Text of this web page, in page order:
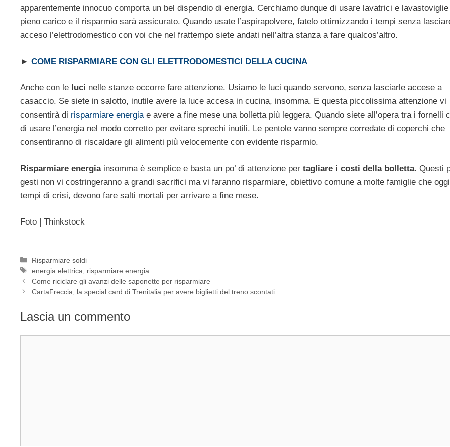
apparentemente innocuo comporta un bel dispendio di energia. Cerchiamo dunque di usare lavatrici e
pieno carico e il risparmio sarà assicurato. Quando usate l’aspirapolvere, fatelo ottimizzando i tempi senza
acceso l’elettrodomestico con voi che nel frattempo siete andati nell’altra stanza a fare qualcos’altro.
► COME RISPARMIARE CON GLI ELETTRODOMESTICI DELLA CUCINA
Anche con le luci nelle stanze occorre fare attenzione. Usiamo le luci quando servono, senza lasciarle accese a
casaccio. Se siete in salotto, inutile avere la luce accesa in cucina, insomma. E questa piccolissima attenzione vi
consentirà di risparmiare energiae avere a fine mese una bolletta più leggera. Quando siete all’opera tra i fornelli
di usare l’energia nel modo corretto per evitare sprechi inutili. Le pentole vanno sempre corredate di coperchi che
consentiranno di riscaldare gli alimenti più velocemente con evidente risparmio.
Risparmiare energiainsomma è semplice e basta un po’ di attenzione per tagliare i costi della bolletta. Questi
gesti non vi costringeranno a grandi sacrifici ma vi faranno risparmiare, obiettivo comune a molte famiglie che
tempi di crisi, devono fare salti mortali per arrivare a fine mese.
Foto | Thinkstock
Categorie
Risparmiare soldi
Tag
energia elettrica
risparmiare energia
Come riciclare gli avanzi delle saponette per risparmiare
CartaFreccia, la special card di Trenitalia per avere biglietti del treno scontati
Lascia un commento